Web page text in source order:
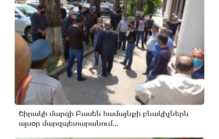
Շիրակի մարզի Բասեն համայնքի բնակիչներն
այսօր մարզպետարանում...